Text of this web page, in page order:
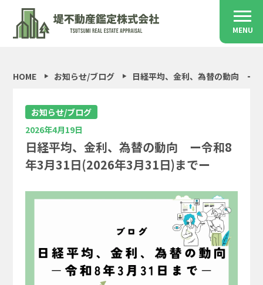
MENU
HOME お知らせ/ブログ 日経平均、金利、為替の動向 ー
お知らせ/ブログ
2026年4月19日
日経平均、金利、為替の動向 ー令和8
年3月31日(2026年3月31日)までー